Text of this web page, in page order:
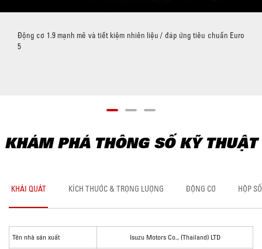
Động cơ 1.9 mạnh mẽ và tiết kiệm nhiên liệu / đáp ứng tiêu chuẩn Euro
5
KHÁM PHÁ THÔNG SỐ KỸ THUẬT
KHÁI QUÁT KÍCH THƯỚC & TRỌNG LƯỢNG ĐỘNG CƠ HỘP SỐ
Tên nhà sản xuất Isuzu Motors Co., (Thailand) LTD